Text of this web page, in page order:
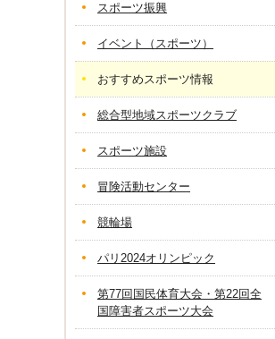
スポーツ振興
イベント（スポーツ）
おすすめスポーツ情報
総合型地域スポーツクラブ
スポーツ施設
冒険活動センター
競輪場
パリ2024オリンピック
第77回国民体育大会・第22回全
国障害者スポーツ大会